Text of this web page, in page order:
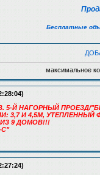
Бесплатные
максимальное
Й НАГОРНЫЙ ПРОЕЗД/
3,7 И 4,5М,
9 ДОМОВ!!!
С"